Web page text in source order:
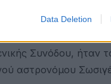
Data Deletion
Συνόδου, ήταν
αστρονόμου